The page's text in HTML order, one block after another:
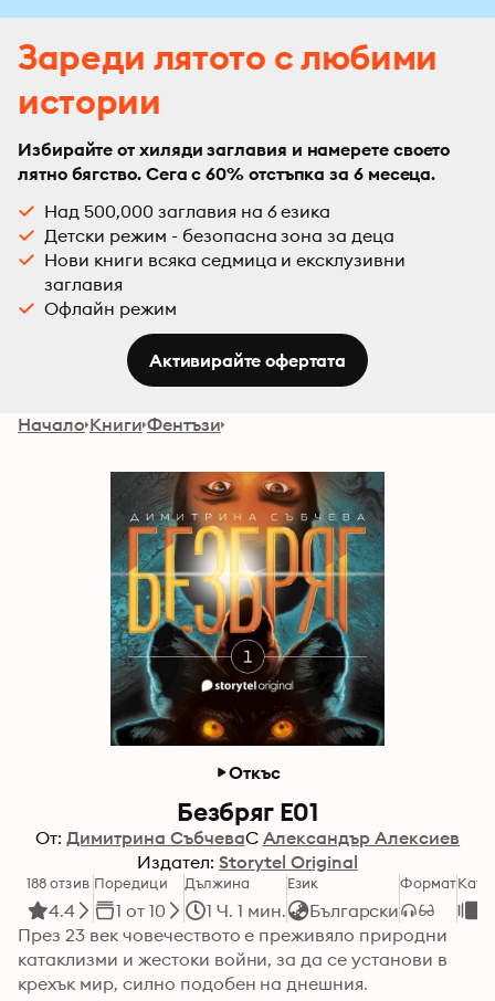
Зареди лятото с любими
истории
Избирайте от хиляди заглавия и намерете своето
лятно бягство. Сега с 60% отстъпка за 6 месеца.
Над 500,000 заглавия на 6 езика
Детски режим - безопасна зона за деца
Нови книги всяка седмица и ексклузивни
заглавия
Офлайн режим
Активирайте офертата
Начало Книги Фентъзи
Откъс
Безбряг Е01
От: Димитрина СъбчеваС Александър Алексиев
Издател: Storytel Original
188 отзив
4.4
Поредици
1 от 10
Дължина
1 Ч. 1 мин.
Език
Български
Формат
През 23 век човечеството е преживяло природни
катаклизми и жестоки войни, за да се установи в
крехък мир, силно подобен на днешния.